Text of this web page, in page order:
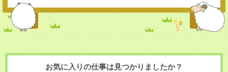
お気に入りの仕事は見つかりましたか？